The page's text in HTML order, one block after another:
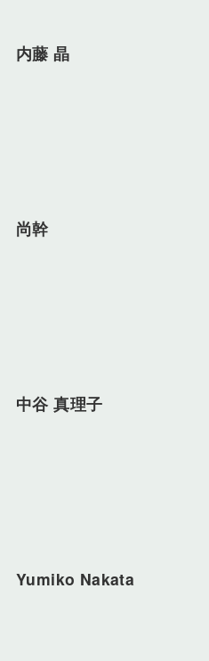
内藤 晶
尚幹
中谷 真理子
Yumiko Nakata